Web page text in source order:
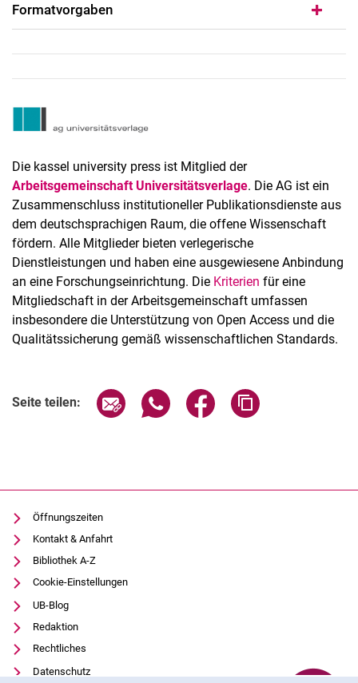
Formatvorgaben
AG Universitätsverlage
Die kassel university press ist Mitglied der
Arbeitsgemeinschaft Universitätsverlage. Die AG ist ein
Zusammenschluss institutioneller Publikationsdienste aus
dem deutschsprachigen Raum, die offene Wissenschaft
fördern. Alle Mitglieder bieten verlegerische
Dienstleistungen und haben eine ausgewiesene Anbindung
an eine Forschungseinrichtung. Die Kriterien für eine
Mitgliedschaft in der Arbeitsgemeinschaft umfassen
insbesondere die Unterstützung von Open Access und die
Qualitätssicherung gemäß wissenschaftlichen Standards.
Seite teilen: Seite über E-Mail teilen
Seite über WhatsApp teilen
Seite über Facebook
Öffnungszeiten
Kontakt & Anfahrt
Bibliothek A-Z
Cookie-Einstellungen
UB-Blog
Redaktion
Rechtliches
Datenschutz